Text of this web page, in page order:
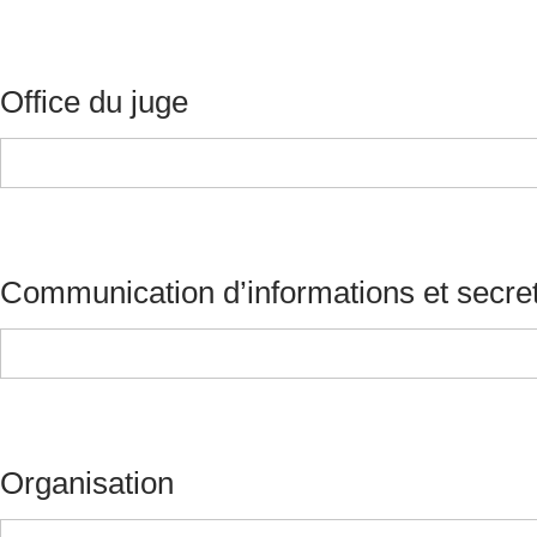
Office du juge
Communication d’informations et
Organisation